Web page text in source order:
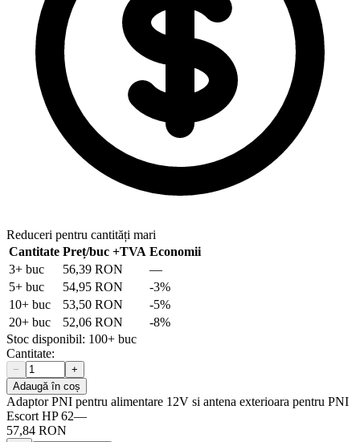
Reduceri pentru cantități mari
Cantitate Preț/buc +TVA Economii
3+ buc 56,39 RON
—
5+ buc 54,95 RON -3%
10+ buc 53,50 RON -5%
20+ buc 52,06 RON -8%
Stoc disponibil: 100+ buc
Cantitate:
−
+
Adaugă în coș
Adaptor PNI pentru alimentare 12V si antena exterioara pentru PNI
Escort HP 62—
57,84 RON